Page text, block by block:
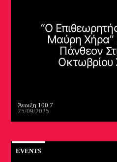
“Ο
Μαύρη Χήρα”
Πάνθεον
Οκτωβρίου
Άνοιξη 100.7
25/09/2025
EVENTS